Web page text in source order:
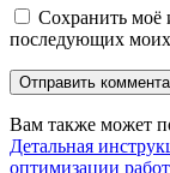
Сохранить моё
последующих
Вам также может
Детальная
оптимизации